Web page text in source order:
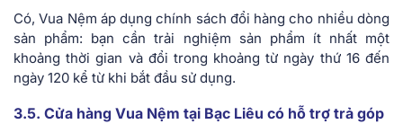
Có, Vua Nệm áp dụng chính sách đổi hàng cho nhiều dòng
sản phẩm: bạn cần trải nghiệm sản phẩm ít nhất một
khoảng thời gian và đổi trong khoảng từ ngày thứ 16 đến
ngày 120 kể từ khi bắt đầu sử dụng.
3.5. Cửa hàng Vua Nệm tại Bạc Liêu có hỗ trợ trả góp